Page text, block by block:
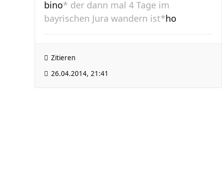
bino* der dann mal 4 Tage im
bayrischen Jura wandern ist*ho
Zitieren
26.04.2014, 21:41